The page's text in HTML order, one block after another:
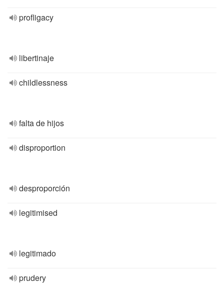
profligacy
libertinaje
childlessness
falta de hijos
disproportion
desproporción
legitimised
legitimado
prudery